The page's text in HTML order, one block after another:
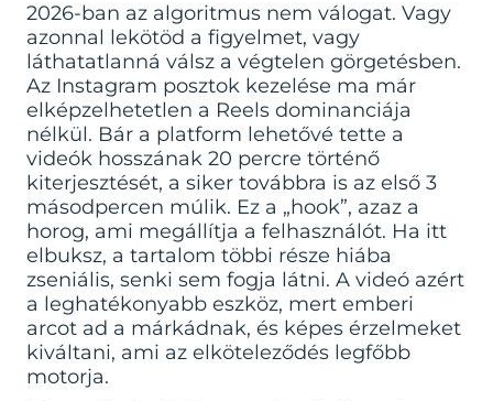
2026-ban az algoritmus nem válogat. Vagy
azonnal lekötöd a figyelmet, vagy
láthatatlanná válsz a végtelen görgetésben.
Az Instagram posztok kezelése ma már
elképzelhetetlen a Reels dominanciája
nélkül. Bár a platform lehetővé tette a
videók hosszának 20 percre történő
kiterjesztését, a siker továbbra is az első 3
másodpercen múlik. Ez a „hook”, azaz a
horog, ami megállítja a felhasználót. Ha itt
elbuksz, a tartalom többi része hiába
zseniális, senki sem fogja látni. A videó azért
a leghatékonyabb eszköz, mert emberi
arcot ad a márkádnak, és képes érzelmeket
kiváltani, ami az elköteleződés legfőbb
motorja.